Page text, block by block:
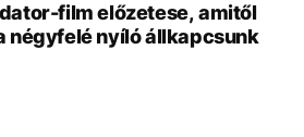
film előzetese, amitől
négyfelé nyíló állkapcsunk